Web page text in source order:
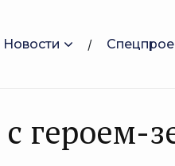
Новости
героем-